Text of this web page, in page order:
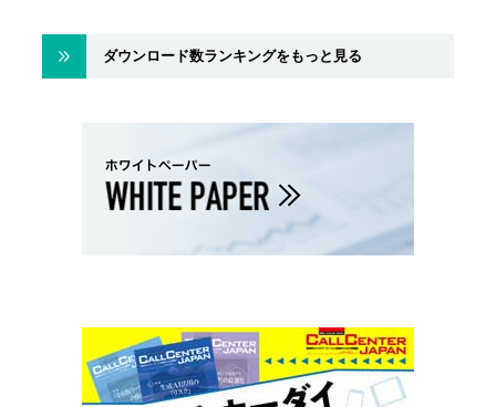
ダウンロード数ランキングをもっと見る